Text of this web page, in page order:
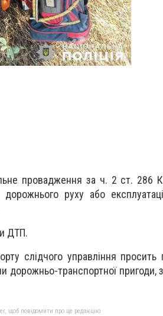
провадження за ч. 2 ст. 286
руху або
ДТП.
слідчого управління просить
дорожньо-транспортної пригоди,
щоб повідомити про це редакцію